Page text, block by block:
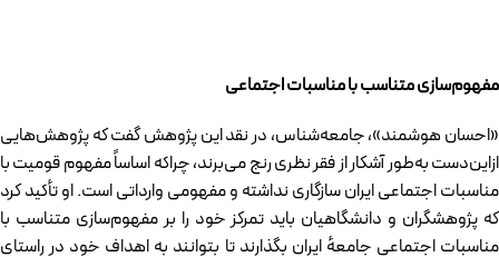
مفهوم‌سازی متناسب با مناسبات اجتماعی
«احسان هوشمند»، جامعه‌شناس، در نقد این پژوهش گفت که پژوهش‌هایی
ازاین‌دست به‌طور آشکار از فقر نظری رنج می‌برند، چراکه اساساً مفهوم قومیت با
مناسبات اجتماعی ایران سازگاری نداشته و مفهومی وارداتی است. او تأکید کرد
که پژوهشگران و دانشگاهیان باید تمرکز خود را بر مفهوم‌سازی متناسب با
مناسبات اجتماعی جامعهٔ ایران بگذارند تا بتوانند به اهداف خود در راستای